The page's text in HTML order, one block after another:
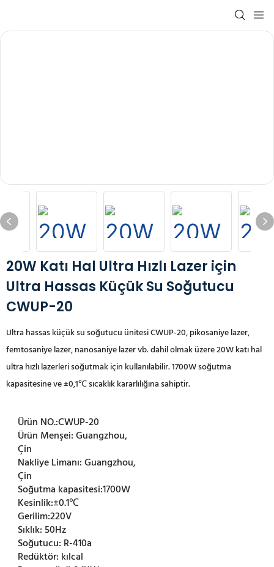
20W Katı Hal Ultra Hızlı Lazer için
Ultra Hassas Küçük Su Soğutucu
CWUP-20
Ultra hassas küçük su soğutucu ünitesi CWUP-20, pikosaniye lazer,
femtosaniye lazer, nanosaniye lazer vb. dahil olmak üzere 20Wkatı hal
ultra hızlı lazerleri soğutmak için kullanılabilir. 1700W soğutma
kapasitesine ve ±0,1℃ sıcaklık kararlılığına sahiptir.
Ürün NO.:CWUP-20
Ürün Menşei:Guangzhou,
Çin
Nakliye Limanı:Guangzhou,
Çin
Soğutma kapasitesi:1700W
Kesinlik:±0.1℃
Gerilim:220V
Sıklık:50Hz
Soğutucu: R-410a
Redüktör: kılcal